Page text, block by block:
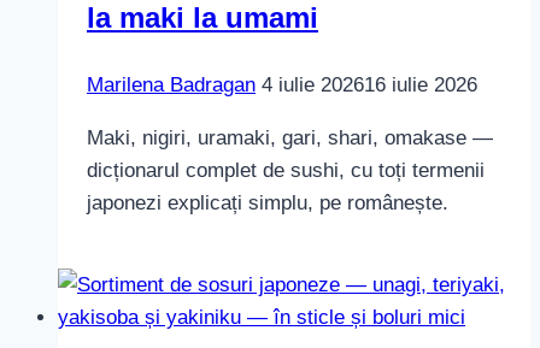
la maki la umami
Marilena Badragan 4 iulie 202616 iulie 2026
Maki, nigiri, uramaki, gari, shari, omakase —
dicționarul complet de sushi, cu toți termenii
japonezi explicați simplu, pe românește.